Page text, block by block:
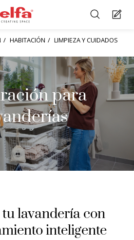
HABITACIÓN LIMPIEZA Y CUIDADOS
para
lavandería con
inteligente